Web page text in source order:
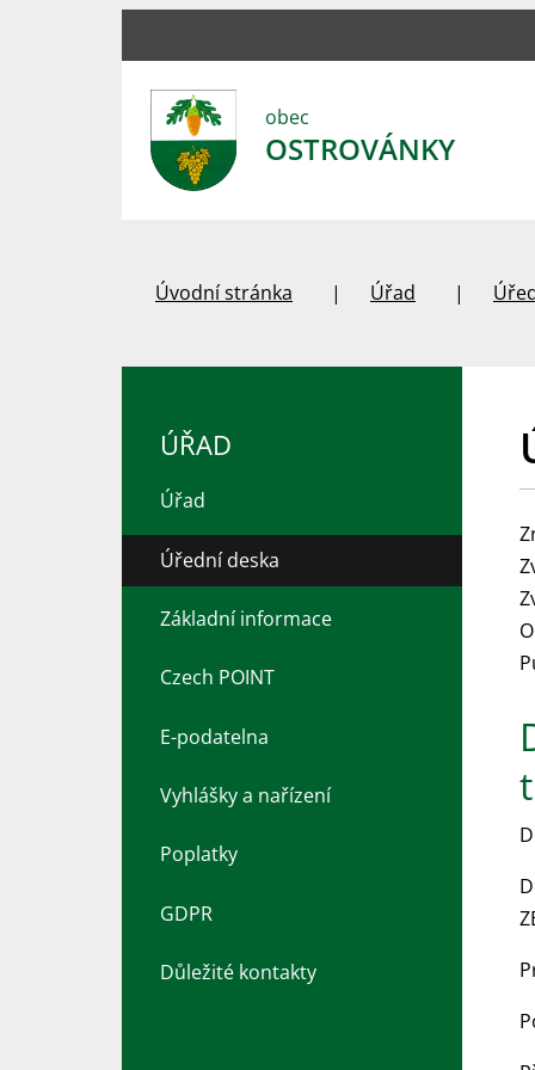
obec
OSTROVÁNKY
Úvodní stránka Úřad
ÚŘAD
Úřad
Úřední deska
Základní informace
Czech POINT
E-podatelna
Vyhlášky a nařízení
Poplatky
GDPR
Důležité kontakty